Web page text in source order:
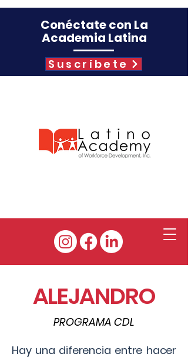
Conéctate con La
Academia Latina
Suscríbete
ALEJANDRO
PROGRAMA CDL
Hay una diferencia entre hacer